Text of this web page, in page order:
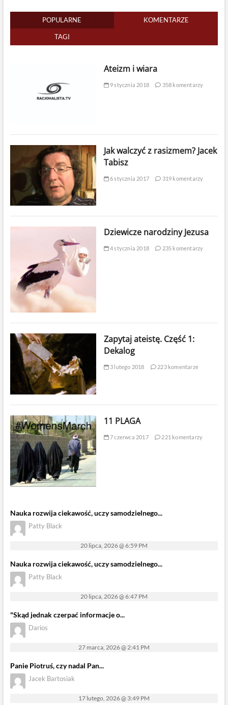
POPULARNE KOMENTARZE
TAGI
Ateizm i wiara
9 stycznia 2018 358 komentarzy
Jak walczyć z rasizmem? Jacek
Tabisz
6 stycznia 2017 319 komentarzy
Dziewicze narodziny Jezusa
4 stycznia 2018 235 komentarzy
Zapytaj ateistę. Część 1:
Dekalog
3 lutego 2018 223 komentarze
11 PLAGA
7 czerwca 2017 221 komentarzy
Nauka rozwija ciekawość, uczy samodzielnego...
Patty Black
20 lipca, 2026 @ 6:59 PM
Nauka rozwija ciekawość, uczy samodzielnego...
Patty Black
20 lipca, 2026 @ 6:47 PM
"Skąd jednak czerpać informacje o...
Darios
27 marca, 2026 @ 2:41 PM
Panie Piotruś, czy nadal Pan...
Jacek Bartosiak
17 lutego, 2026 @ 3:49 PM